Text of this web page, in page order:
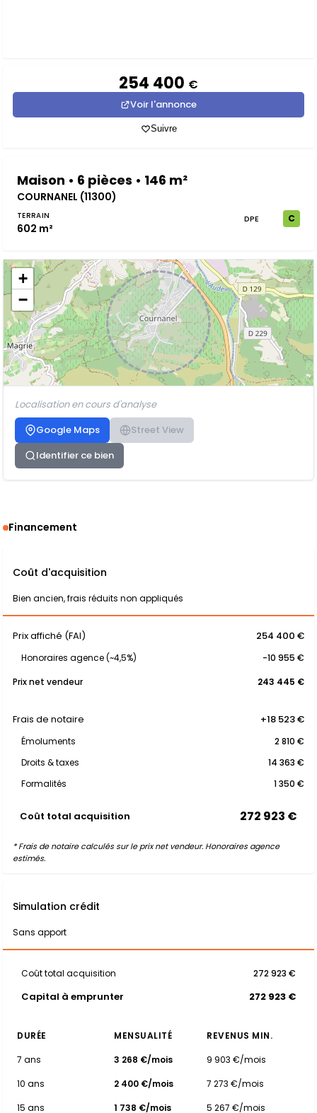
254 400 €
Voir l'annonce
Suivre
Maison • 6 pièces • 146 m²
COURNANEL (11300)
TERRAIN
602 m²
DPE C
+
−
Localisation en cours d'analyse
Google Maps
Street View
Identifier ce bien
Financement
Coût d'acquisition
Bien ancien, frais réduits non appliqués
Prix affiché (FAI) 254 400 €
Honoraires agence (~4,5%)
-10 955 €
Prix net vendeur
243 445 €
Frais de notaire +18 523 €
Émoluments
2 810 €
Droits & taxes
14 363 €
Formalités
1 350 €
Coût total acquisition 272 923 €
* Frais de notaire calculés sur le prix net vendeur. Honoraires agence
estimés.
Simulation crédit
Sans apport
Coût total acquisition 272 923 €
Capital à emprunter 272 923 €
DURÉE MENSUALITÉ
REVENUS MIN.
7 ans
3 268 €/mois
9 903 €/mois
10 ans
2 400 €/mois
7 273 €/mois
15 ans
1 738 €/mois 5 267 €/mois